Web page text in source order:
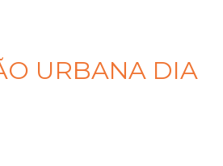
URBANA DIA